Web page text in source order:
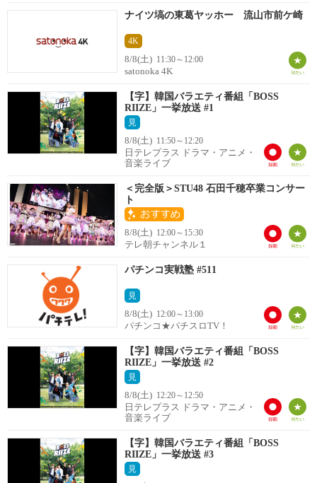
ナイツ塙の東葛ヤッホー 流山市前ケ崎
4K
8/8(土) 11:30～12:00
satonoka 4K
【字】韓国バラエティ番組「BOSS
RIIZE」一挙放送 #1
見
8/8(土) 11:50～12:20
日テレプラス ドラマ・アニメ・
音楽ライブ
＜完全版＞STU48 石田千穂卒業コンサー
ト
8/8(土) 12:00～15:30
テレ朝チャンネル１
パチンコ実戦塾 #511
見
8/8(土) 12:00～13:00
パチンコ★パチスロTV！
【字】韓国バラエティ番組「BOSS
RIIZE」一挙放送 #2
見
8/8(土) 12:20～12:50
日テレプラス ドラマ・アニメ・
音楽ライブ
【字】韓国バラエティ番組「BOSS
RIIZE」一挙放送 #3
見